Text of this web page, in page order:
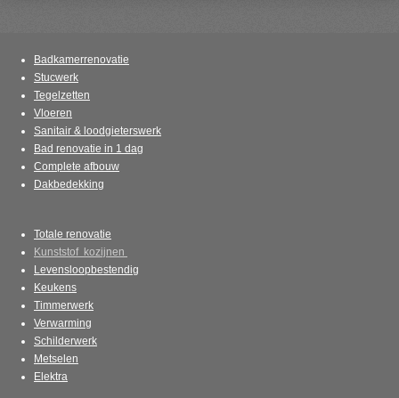
Badkamerrenovatie
Stucwerk
Tegelzetten
Vloeren
Sanitair & loodgieterswerk
Bad renovatie in 1 dag
Complete afbouw
Dakbedekking
Totale renovatie
Kunststof kozijnen
Levensloopbestendig
Keukens
Timmerwerk
Verwarming
Schilderwerk
Metselen
Elektra